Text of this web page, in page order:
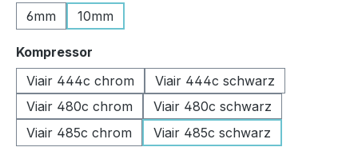
6mm
10mm
Kompressor
Viair 444c chrom
Viair 444c schwarz
Viair 480c chrom
Viair 480c schwarz
Viair 485c chrom
Viair 485c schwarz